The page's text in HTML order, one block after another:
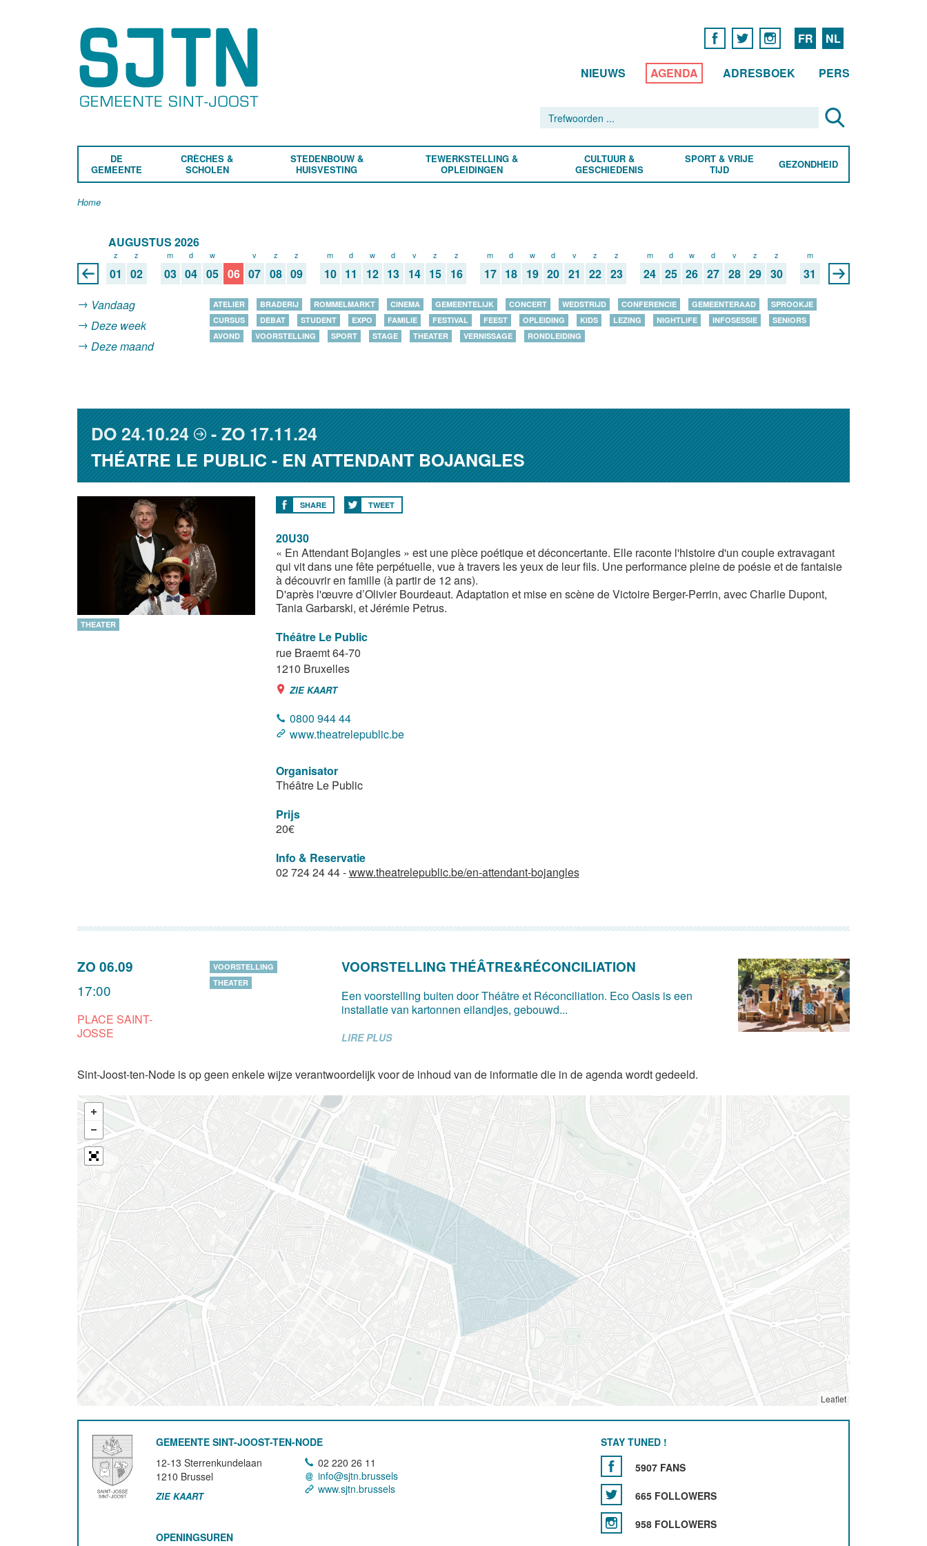
FR NL
NIEUWS AGENDA ADRESBOEK PERS
DE
GEMEENTE
CRÈCHES &
SCHOLEN
STEDENBOUW &
HUISVESTING
TEWERKSTELLING &
OPLEIDINGEN
CULTUUR &
GESCHIEDENIS
SPORT & VRIJE
TIJD
GEZONDHEID
Home
AUGUSTUS 2026
z
01
z
02
m
03
d
04
w
05 06
v
07
z
08
z
09
m
10
d
11
w
12
d
13
v
14
z
15
z
16
m
17
d
18
w
19
d
20
v
21
z
22
z
23
m
24
d
25
w
26
d
27
v
28
z
29
z
30
m
31
Vandaag
Deze week
Deze maand
ATELIER BRADERIJ ROMMELMARKT CINEMA GEMEENTELIJK CONCERT WEDSTRIJD CONFERENCIE GEMEENTERAAD
SPROOKJE
CURSUS
DEBAT STUDENT EXPO FAMILIE FESTIVAL FEEST OPLEIDING KIDS LEZING NIGHTLIFE INFOSESSIE
SENIORS
AVOND
VOORSTELLING SPORT STAGE THEATER VERNISSAGE RONDLEIDING
DO24.10.24 ZO17.11.24
THÉATRE LE PUBLIC - EN ATTENDANT BOJANGLES
THEATER
SHARE TWEET
20U30
« En Attendant Bojangles » est une pièce poétique et déconcertante. Elle raconte l'histoire d'un couple extravagant
qui vit dans une fête perpétuelle, vue à travers les yeux de leur fils. Une performance pleine de poésie et de fantaisie
à découvrir en famille (à partir de 12 ans).
D'après l'œuvre d’Olivier Bourdeaut. Adaptation et mise en scène de Victoire Berger-Perrin, avec Charlie Dupont,
Tania Garbarski, et Jérémie Petrus.
Théâtre Le Public
rue Braemt 64-70
1210 Bruxelles
ZIE KAART
0800 944 44
www.theatrelepublic.be
Organisator
Théâtre Le Public
Prijs
20€
Info & Reservatie
02 724 24 44 -www.theatrelepublic.be/en-attendant-bojangles
ZO 06.09
17:00
PLACE SAINT-
JOSSE
VOORSTELLING
THEATER
VOORSTELLING THÉÂTRE&RÉCONCILIATION
Een voorstelling buiten door Théâtre et Réconciliation. Eco Oasis is een
installatie van kartonnen eilandjes, gebouwd...
LIRE PLUS
Sint-Joost-ten-Node is op geen enkele wijze verantwoordelijk voor de inhoud van de informatie die in de agenda wordt gedeeld.
Leaflet
GEMEENTE SINT-JOOST-TEN-NODE
12-13 Sterrenkundelaan
1210 Brussel
ZIE KAART
02 220 26 11
info@sjtn.brussels
www.sjtn.brussels
OPENINGSUREN
STAY TUNED !
5907 FANS
665 FOLLOWERS
958 FOLLOWERS